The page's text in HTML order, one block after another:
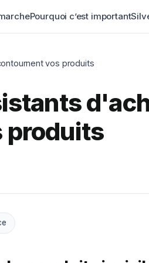
Pourquoi c’est important
vos produits
produits